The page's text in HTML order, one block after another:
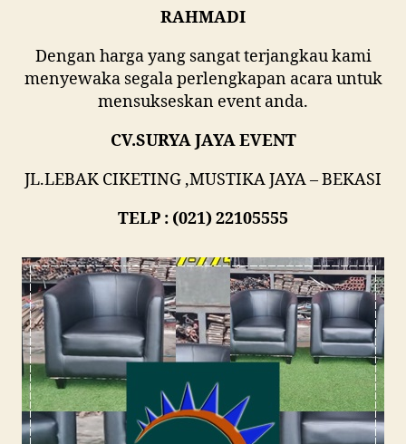
RAHMADI
Dengan harga yang sangat terjangkau kami
menyewaka segala perlengkapan acara untuk
mensukseskan event anda.
CV.SURYA JAYA EVENT
JL.LEBAK CIKETING ,MUSTIKA JAYA – BEKASI
TELP : (021) 22105555